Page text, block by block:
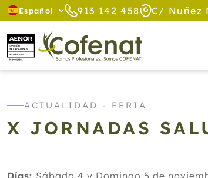
Español 913 142 458 C/ Nuñez
ACTUALIDAD - FERIA
X JORNADAS
Días: Sábado 4 y Domingo 5 de